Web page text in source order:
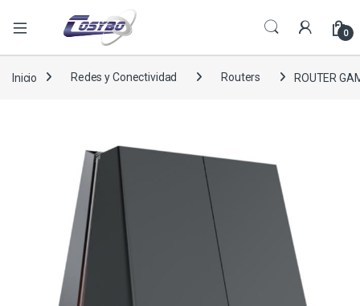
0
Inicio Redes y Conectividad Routers ROUTER